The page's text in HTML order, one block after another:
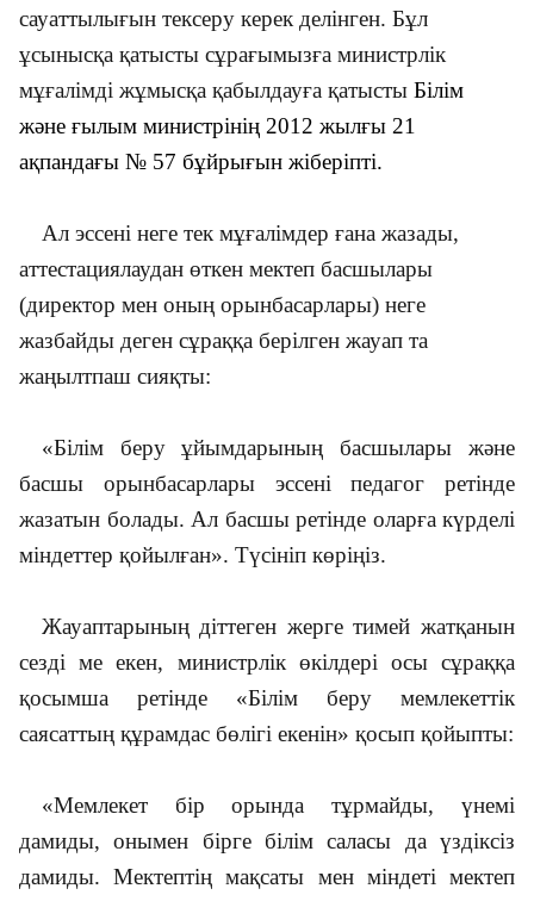
сауаттылығын тексеру керек делінген. Бұл
ұсынысқа қатысты сұрағымызға министрлік
мұғалімді жұмысқа қабылдауға қатысты Білім
және ғылым министрінің 2012 жылғы 21
ақпандағы № 57 бұйрығын жіберіпті.
Ал эссені неге тек мұғалімдер ғана жазады,
аттестациялаудан өткен мектеп басшылары
(директор мен оның орынбасарлары) неге
жазбайды деген сұраққа берілген жауап та
жаңылтпаш сияқты:
«Білім беру ұйымдарының басшылары және
басшы орынбасарлары эссені педагог ретінде
жазатын болады. Ал басшы ретінде оларға күрделі
міндеттер қойылған». Түсініп көріңіз.
Жауаптарының діттеген жерге тимей жатқанын
сезді ме екен, министрлік өкілдері осы сұраққа
қосымша ретінде «Білім беру мемлекеттік
саясаттың құрамдас бөлігі екенін» қосып қойыпты:
«Мемлекет бір орында тұрмайды, үнемі
дамиды, онымен бірге білім саласы да үздіксіз
дамиды. Мектептің мақсаты мен міндеті мектеп